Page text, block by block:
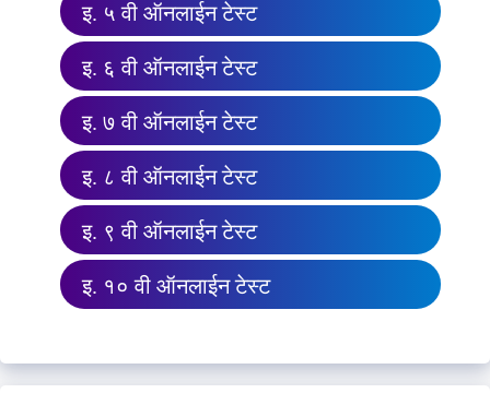
इ. ५ वी ऑनलाईन टेस्ट
इ. ६ वी ऑनलाईन टेस्ट
इ. ७ वी ऑनलाईन टेस्ट
इ. ८ वी ऑनलाईन टेस्ट
इ. ९ वी ऑनलाईन टेस्ट
इ. १० वी ऑनलाईन टेस्ट